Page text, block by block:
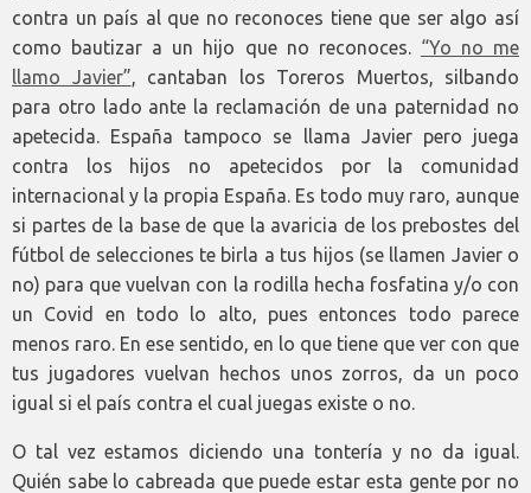
contra un país al que no reconoces tiene que ser algo así
como bautizar a un hijo que no reconoces. “Yo no me
llamo Javier”, cantaban los Toreros Muertos, silbando
para otro lado ante la reclamación de una paternidad no
apetecida. España tampoco se llama Javier pero juega
contra los hijos no apetecidos por la comunidad
internacional y la propia España. Es todo muy raro, aunque
si partes de la base de que la avaricia de los prebostes del
fútbol de selecciones te birla a tus hijos (se llamen Javier o
no) para que vuelvan con la rodilla hecha fosfatina y/o con
un Covid en todo lo alto, pues entonces todo parece
menos raro. En ese sentido, en lo que tiene que ver con que
tus jugadores vuelvan hechos unos zorros, da un poco
igual si el país contra el cual juegas existe o no.
O tal vez estamos diciendo una tontería y no da igual.
Quién sabe lo cabreada que puede estar esta gente por no